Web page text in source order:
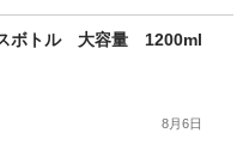
ボトル 大容量 1200ml
8月6日